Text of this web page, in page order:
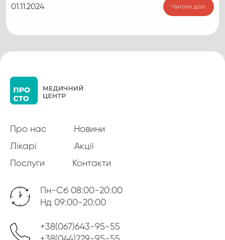
01.11.2024 Читати далі
Про нас
Новини
Лікарі
Акції
Послуги
Контакти
Пн-Сб 08:00-20:00
Нд 09:00-20:00
+38(067)643-95-55